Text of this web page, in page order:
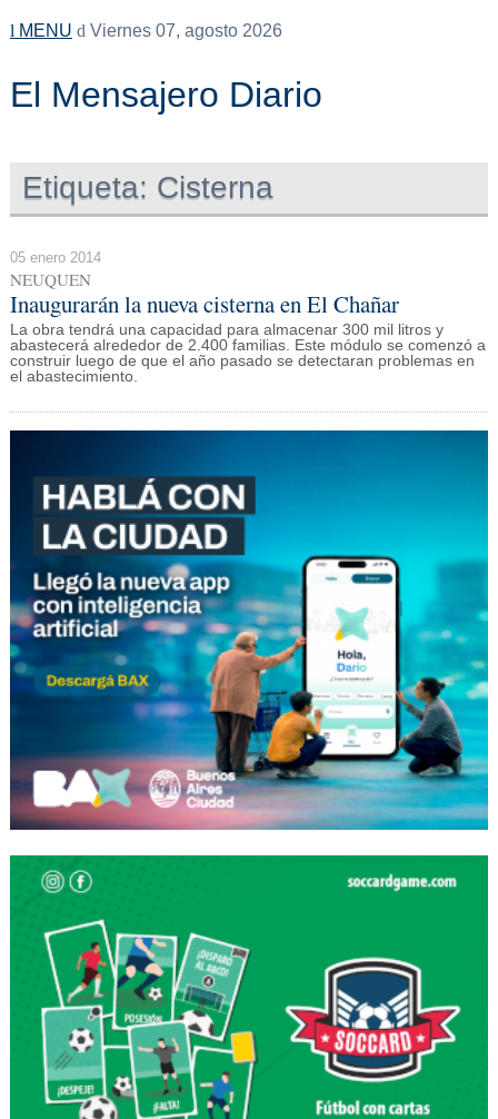
MENU Viernes 07, agosto 2026
El Mensajero Diario
Etiqueta: Cisterna
05 enero 2014
NEUQUEN
Inaugurarán la nueva cisterna en El Chañar
La obra tendrá una capacidad para almacenar 300 mil litros y
abastecerá alrededor de 2.400 familias. Este módulo se comenzó a
construir luego de que el año pasado se detectaran problemas en
el abastecimiento.